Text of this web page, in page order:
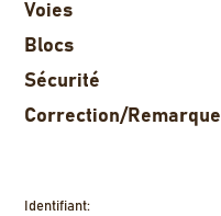
Voies
Blocs
Sécurité
Correction/Remarque
Identifiant: